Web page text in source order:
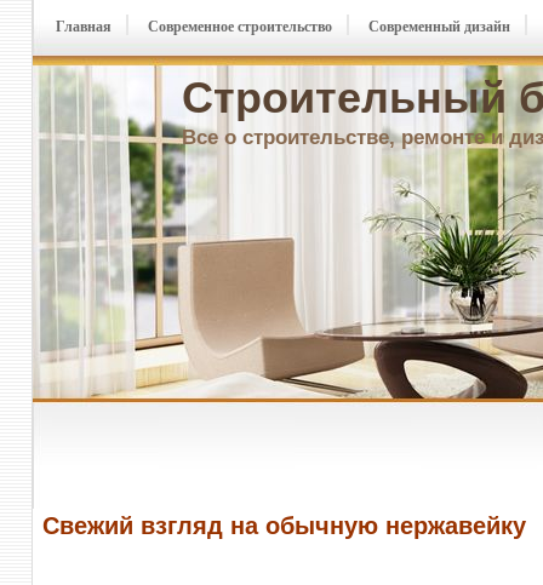
Строительный
Все о строительстве, ремонте и
Главная Современное строительство Современный дизайн
Свежий взгляд на обычную нержавейку